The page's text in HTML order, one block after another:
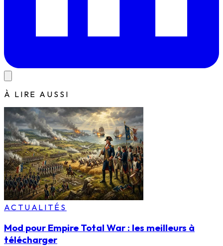
À LIRE AUSSI
ACTUALITÉS
Mod pour Empire Total War : les meilleurs à
télécharger